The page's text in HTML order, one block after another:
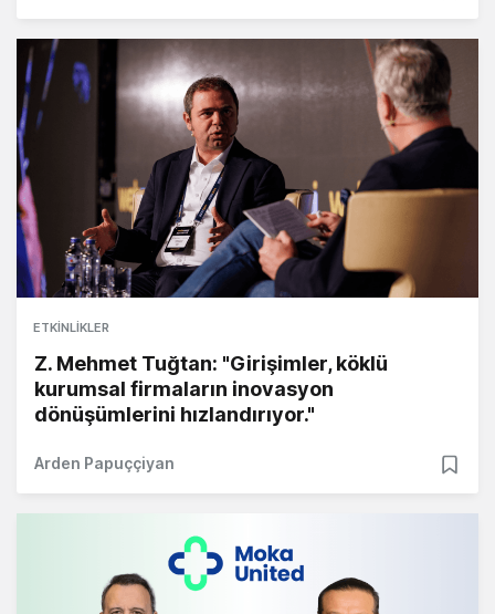
ETKINLIKLER
Z. Mehmet Tuğtan: "Girişimler, köklü
kurumsal firmaların inovasyon
dönüşümlerini hızlandırıyor."
Arden Papuççiyan